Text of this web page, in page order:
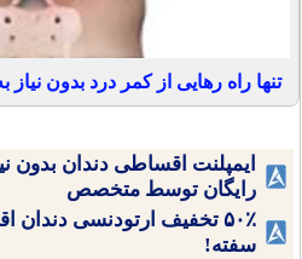
تنها راه رهایی از کمر درد بدون
ایمپلنت اقساطی دندان بدون
رایگان توسط متخصص
۵۰٪ تخفیف ارتودنسی
سفته!